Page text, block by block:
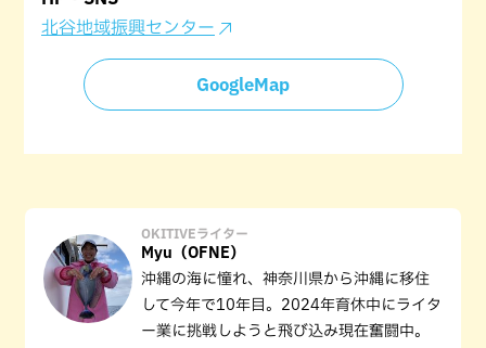
北谷地域振興センター
GoogleMap
OKITIVEライター
Myu（OFNE）
沖縄の海に憧れ、神奈川県から沖縄に移住
して今年で10年目。2024年育休中にライタ
ー業に挑戦しようと飛び込み現在奮闘中。